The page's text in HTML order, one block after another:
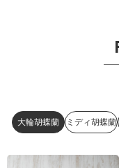
大輪胡蝶蘭 ミディ胡蝶蘭